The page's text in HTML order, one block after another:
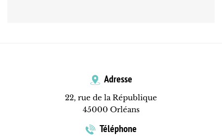
Adresse
22, rue de la République
45000 Orléans
Téléphone